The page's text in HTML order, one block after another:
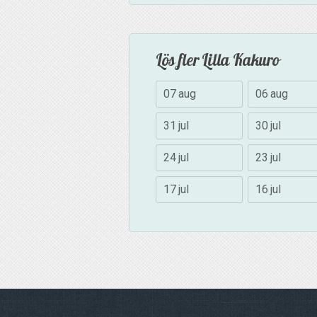
Lös fler Lilla Kakuro
07 aug 06 aug
31 jul 30 jul
24 jul 23 jul
17 jul 16 jul